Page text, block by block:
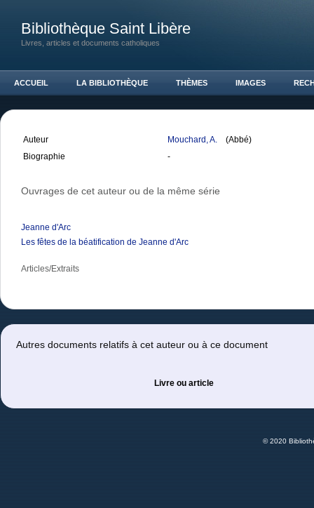
Bibliothèque Saint Libère
Livres, articles et documents catholiques
ACCUEIL LA BIBLIOTHÈQUE THÈMES IMAGES
Auteur Mouchard, A.
(Abbé)
Biographie
-
Ouvrages de cet auteur ou de la même série
Jeanne d'Arc
Les fêtes de la béatification de Jeanne d'Arc
Articles/Extraits
Autres documents relatifs à cet auteur ou à ce document
Livre ou article
© 2020